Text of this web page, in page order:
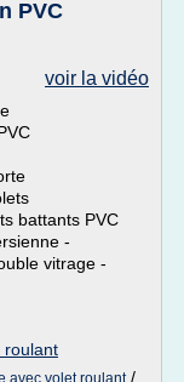
PVC
voir la vidéo
battants PVC
-
vitrage -
roulant
avec volet roulant/